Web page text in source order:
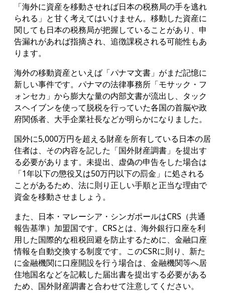
「海外に資産を移動させれば日本の税務局の手を逃れ
られる」と甘く考えてはいけません。移動した資産に
関しても日本の税務局が把握していることがあり、申
告漏れがあれば指摘され、追徴課税される可能性もあ
ります。
海外の移動資産といえば「パナマ文書」がまだ記憶に
新しい事件です。パナマの法律事務所「モサック・フ
ォンセカ」から膨大な量の内部文書が流出し、タック
スヘイブンを使って脱税を行っていた各国の首脳や政
府関係者、大手企業社長などが明らかになりました。
国外に5,000万円を超える財産を所有している日本の居
住者は、その内容を記した「国外財産調書」を提出す
る必要があります。未提出、虚偽の申告をした場合は
「1年以下の懲役又は50万円以下の罰金」に処される
ことがあるため、法に則り正しい手順と正当な理由で
資金を移動させましょう。
また、日本・マレーシア・シンガポールはCRS（共通
報告基準）加盟国です。CRSとは、海外銀行口座を利
用した国際的な租税回避を防止するために、金融口座
情報を自動交換する制度です。このCSRに則り、新た
に金融機関に口座開設を行う場合は、金融機関等へ居
住地国名などを記載した届出書を提出する必要がある
ため、国外財産調書と合わせて注意してください。